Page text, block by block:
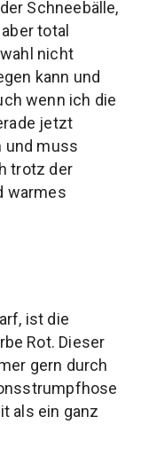
Schneebälle,
total
nicht
kann und
wenn ich die
jetzt
und muss
trotz der
warmes
ist die
Rot. Dieser
gern durch
als ein ganz